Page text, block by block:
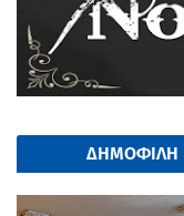
ΔΗΜΟΦΙΛΗ